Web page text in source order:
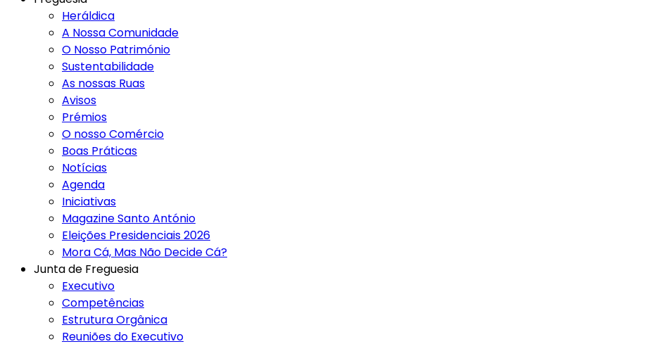
Heráldica
A Nossa Comunidade
O Nosso Património
Sustentabilidade
As nossas Ruas
Avisos
Prémios
O nosso Comércio
Boas Práticas
Notícias
Agenda
Iniciativas
Magazine Santo António
Eleições Presidenciais 2026
Mora Cá, Mas Não Decide Cá?
Junta de Freguesia
Executivo
Competências
Estrutura Orgânica
Reuniões do Executivo